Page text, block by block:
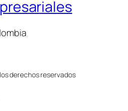
derechos reservados